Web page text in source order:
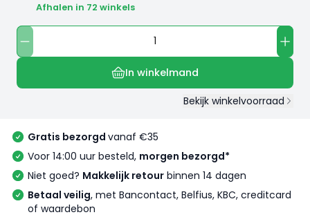
Afhalen in 72 winkels
In winkelmand
Bekijk winkelvoorraad
Gratis bezorgd vanaf €35
Voor 14:00 uur besteld, morgen bezorgd*
Niet goed? Makkelijk retour binnen 14 dagen
Betaal veilig, met Bancontact, Belfius, KBC, creditcard
of waardebon